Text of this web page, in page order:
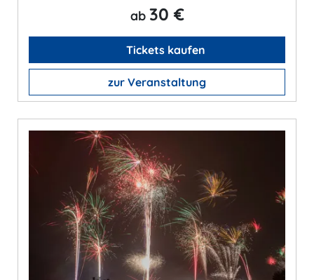
ab 30 €
Tickets kaufen
zur Veranstaltung